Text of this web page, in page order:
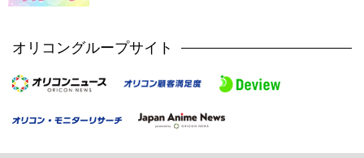
オリコングループサイト